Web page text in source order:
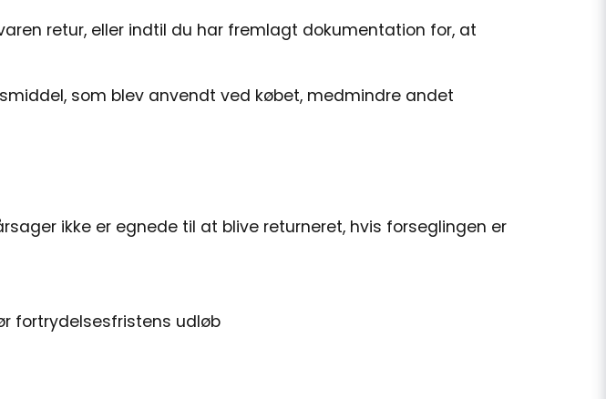
retur, eller indtil du har fremlagt dokumentation for, at
som blev anvendt ved købet, medmindre andet
ikke er egnede til at blive returneret, hvis forseglingen er
fortrydelsesfristens udløb